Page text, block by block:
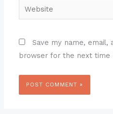
Website
Save my name, email,
browser for the next time